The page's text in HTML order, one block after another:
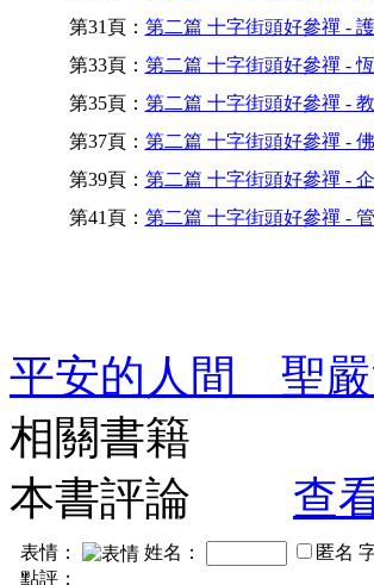
第31頁： 第二篇 十字街頭好參禪 -
第33頁： 第二篇 十字街頭好參禪 -
第35頁： 第二篇 十字街頭好參禪 -
第37頁： 第二篇 十字街頭好參禪 -
第39頁： 第二篇 十字街頭好參禪 -
第41頁： 第二篇 十字街頭好參禪 -
平安的人間 聖嚴
相關書籍
本書評論
查
表情： 姓名： 匿名
點評：